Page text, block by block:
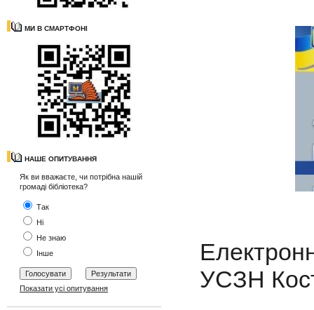
МИ В СМАРТФОНІ
НАШЕ ОПИТУВАННЯ
Як ви вважаєте, чи потрібна нашій
громаді бібліотека?
Так
Ні
Не знаю
Інше
Показати усі опитування
УСЗН